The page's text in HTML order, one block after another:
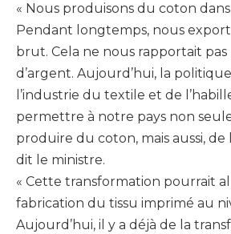
« Nous produisons du coton
Pendant longtemps, nous
brut. Cela ne nous rapportait
d’argent. Aujourd’hui, la
l’industrie du textile et de
permettre à notre pays non
produire du coton, mais aussi, de
dit le ministre.
« Cette transformation pourrait
fabrication du tissu imprimé au
Aujourd’hui, il y a déjà de la